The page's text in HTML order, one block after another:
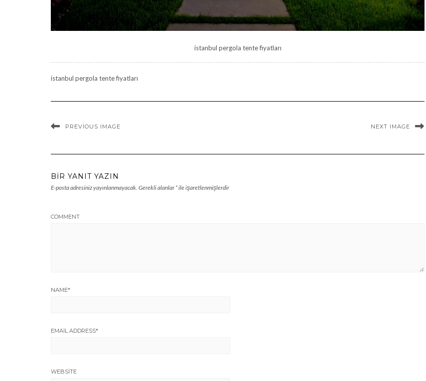
istanbul pergola tente fiyatları
istanbul pergola tente fiyatları
PREVIOUS IMAGE NEXT IMAGE
BIR YANIT YAZIN
E-posta adresiniz yayınlanmayacak. Gerekli alanlar*ile işaretlenmişlerdir
COMMENT
NAME*
EMAIL ADDRESS*
WEBSITE